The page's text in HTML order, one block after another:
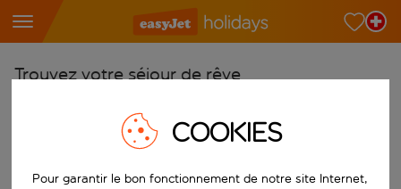
Trouvez votre séjour de rêve
Choisissez votre aéroport
Vers
COOKIES
Pour garantir le bon fonctionnement de notre site Internet,